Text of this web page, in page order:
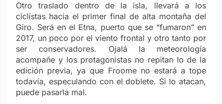
Otro traslado dentro de la isla, llevará a los
ciclistas hacia el primer final de alta montaña del
Giro. Será en el Etna, puerto que se “fumaron” en
2017, un poco por el viento frontal y otro tanto por
ser conservadores. Ojalá la meteorología
acompañe y los protagonistas no repitan lo de la
edición previa, ya que Froome no estará a tope
todavía, especulando con el doblete. Si lo atacan,
puede pasarla mal.